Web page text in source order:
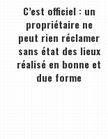
C’est officiel : un
propriétaire ne
peut rien réclamer
sans état des lieux
réalisé en bonne et
due forme